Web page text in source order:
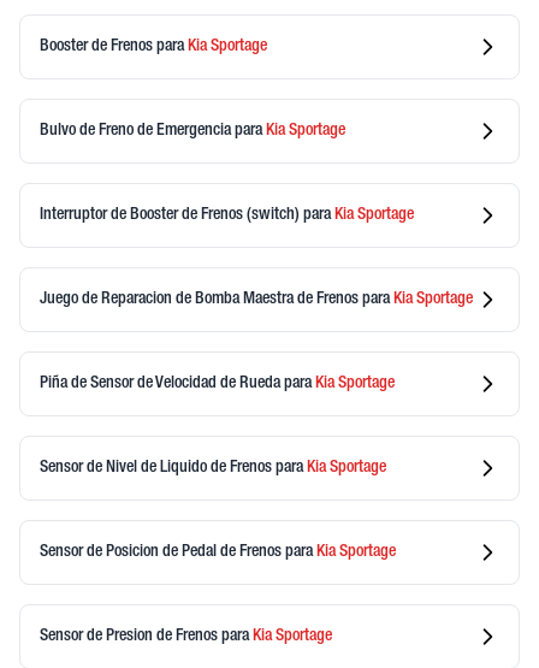
Booster de Frenos para KiaSportage
Bulvo de Freno de Emergenciapara KiaSportage
Interruptor de Booster de Frenos (switch) para KiaSportage
Juego de Reparacion de Bomba Maestra de Frenos para KiaSportage
Piña de Sensor de Velocidad de Ruedapara KiaSportage
Sensor de Nivel de Liquido de Frenos para KiaSportage
Sensor de Posicion de Pedal de Frenos para KiaSportage
Sensor de Presion de Frenos para KiaSportage